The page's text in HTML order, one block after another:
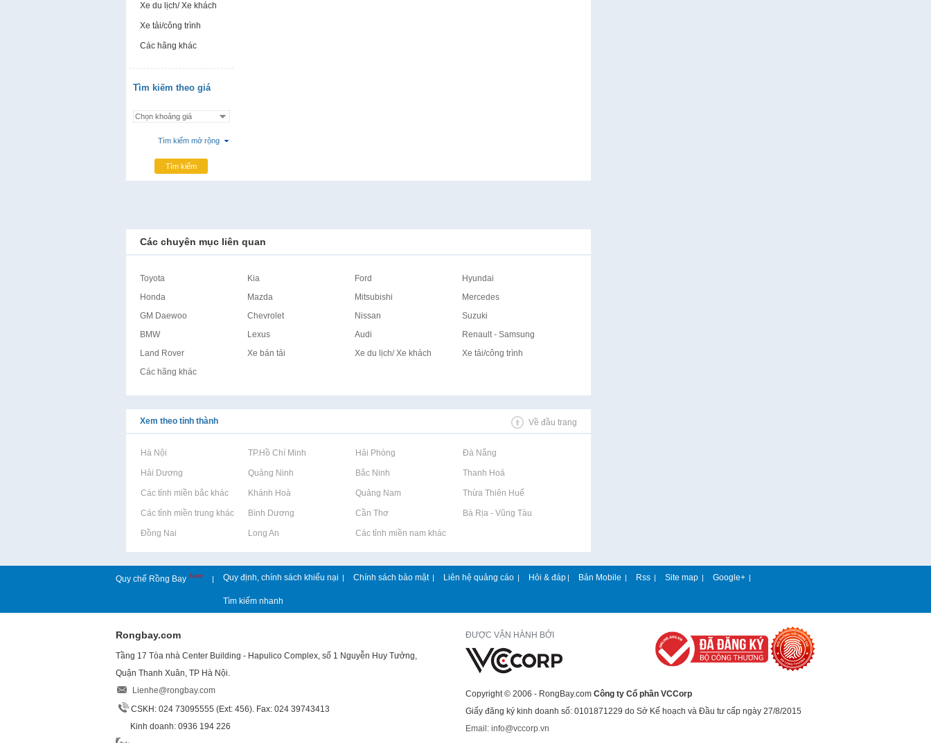
Xe du lịch/ Xe khách
Xe tải/công trình
Các hãng khác
Tìm kiếm theo giá
Tìm kiếm mở rộng
Tìm kiếm
Các chuyên mục liên quan
Toyota Kia Ford
Hyundai
Honda
Mazda Mitsubishi
Mercedes
GM Daewoo
Chevrolet Nissan
Suzuki
BMW
Lexus Audi
Renault - Samsung
Land Rover
Xe bán tải Xe du lịch/ Xe khách
Xe tải/công trình
Các hãng khác
Xem theo tỉnh thành Về đầu trang
Rao vặt tại Hà Nội Rao vặt tại TP.Hồ Chí Minh Rao vặt tại Hải Phòng Rao vặt tại Đà Nẵng
Rao vặt tại Hải Dương Rao vặt tại Quảng Ninh Rao vặt tại Bắc Ninh Rao vặt tại Thanh Hoá
Rao vặt tại Các tỉnh miền bắc khácRao vặt tại Khánh Hoà Rao vặt tại Quảng Nam Rao vặt tại Thừa Thiên Huế
Rao vặt tại Các tỉnh miền trung khácRao vặt tại Bình Dương Rao vặt tại Cần Thơ Rao vặt tại Bà Rịa - Vũng Tàu
Rao vặt tại Đồng Nai Rao vặt tại Long An Rao vặt tại Các tỉnh miền nam khác
Quy chế Rồng Bay New | Quy định, chính sách khiếu nại | Chính sách bảo mật | Liên hệ quảng cáo | Hỏi & đáp | Bản Mobile | Rss | Site map | Google+ |
Tìm kiếm nhanh
Rongbay.com
Tầng 17 Tòa nhà Center Building - Hapulico Complex, số 1 Nguyễn Huy Tưởng,
Quận Thanh Xuân, TP Hà Nội.
Lienhe@rongbay.com
CSKH: 024 73095555 (Ext: 456). Fax: 024 39743413
Kinh doanh: 0936 194 226
ĐƯỢC VẬN HÀNH BỞI
Copyright © 2006 - RongBay.com Công ty Cổ phần VCCorp
Giấy đăng ký kinh doanh số: 0101871229 do Sở Kế hoạch và Đầu tư cấp ngày 27/8/2015
Email: info@vccorp.vn